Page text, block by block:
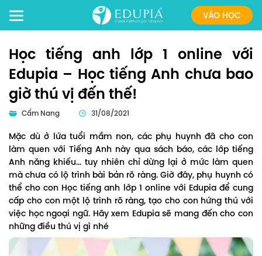
VÀO HỌC
Học tiếng anh lớp 1 online với
Edupia – Học tiếng Anh chưa bao
giờ thú vị đến thế!
Cẩm Nang 31/08/2021
Mặc dù ở lứa tuổi mầm non, các phụ huynh đã cho con
làm quen với Tiếng Anh này qua sách báo, các lớp tiếng
Anh năng khiếu... tuy nhiên chỉ dừng lại ở mức làm quen
mà chưa có lộ trình bài bản rõ ràng. Giờ đây, phụ huynh có
thể cho con Học tiếng anh lớp 1 online với Edupia để cung
cấp cho con một lộ trình rõ ràng, tạo cho con hứng thú với
việc học ngoại ngữ. Hãy xem Edupia sẽ mang đến cho con
những điều thú vị gì nhé